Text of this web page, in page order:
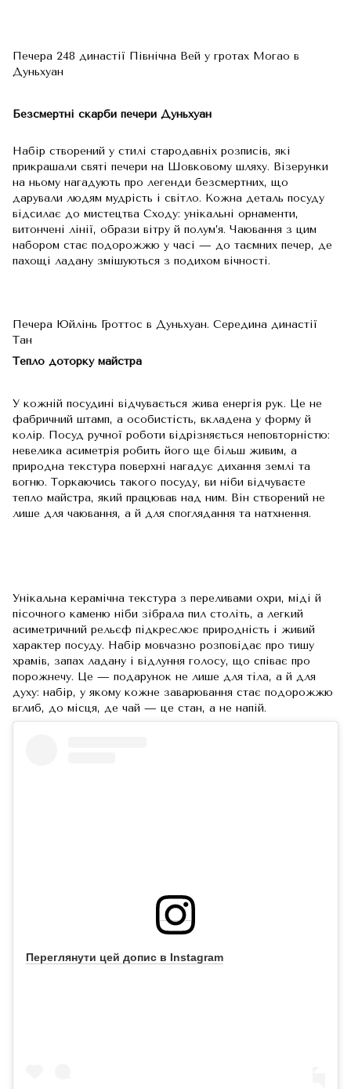
Печера 248 династії Північна Вей у гротах Могао в
Дуньхуан
Безсмертні скарби печери Дуньхуан
Набір створений у стилі стародавніх розписів, які
прикрашали святі печери на Шовковому шляху. Візерунки
на ньому нагадують про легенди безсмертних, що
дарували людям мудрість і світло. Кожна деталь посуду
відсилає до мистецтва Сходу: унікальні орнаменти,
витончені лінії, образи вітру й полум’я. Чаювання з цим
набором стає подорожжю у часі — до таємних печер, де
пахощі ладану змішуються з подихом вічності.
Печера Юйлінь Гроттос в Дуньхуан. Середина династії
Тан
Тепло доторку майстра
У кожній посудині відчувається жива енергія рук. Це не
фабричний штамп, а особистість, вкладена у форму й
колір. Посуд ручної роботи відрізняється неповторністю:
невелика асиметрія робить його ще більш живим, а
природна текстура поверхні нагадує дихання землі та
вогню. Торкаючись такого посуду, ви ніби відчуваєте
тепло майстра, який працював над ним. Він створений не
лише для чаювання, а й для споглядання та натхнення.
Унікальна керамічна текстура з переливами охри, міді й
пісочного каменю ніби зібрала пил століть, а легкий
асиметричний рельєф підкреслює природність і живий
характер посуду. Набір мовчазно розповідає про тишу
храмів, запах ладану і відлуння голосу, що співає про
порожнечу. Це — подарунок не лише для тіла, а й для
духу: набір, у якому кожне заварювання стає подорожжю
вглиб, до місця, де чай — це стан, а не напій.
Переглянути цей допис в Instagram